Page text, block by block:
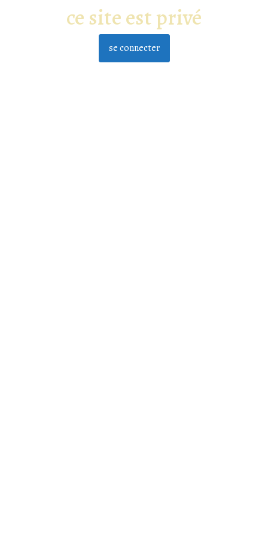
ce site est privé
se connecter